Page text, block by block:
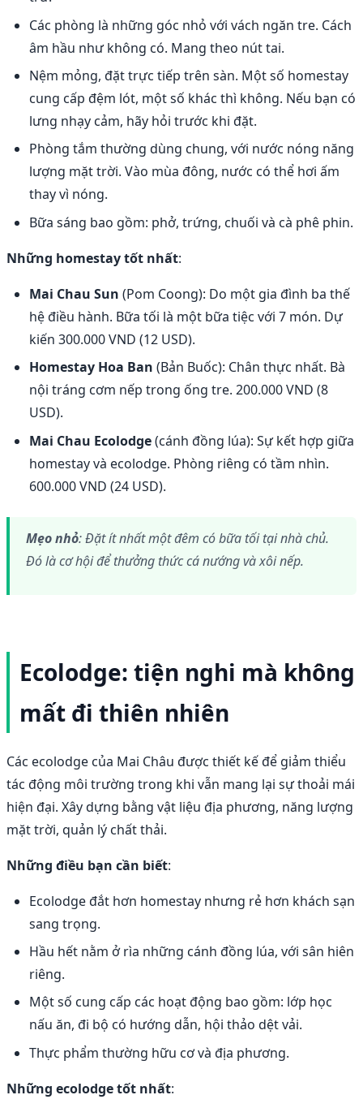
Các phòng là những góc nhỏ với vách ngăn tre. Cách
âm hầu như không có. Mang theo nút tai.
Nệm mỏng, đặt trực tiếp trên sàn. Một số homestay
cung cấp đệm lót, một số khác thì không. Nếu bạn có
lưng nhạy cảm, hãy hỏi trước khi đặt.
Phòng tắm thường dùng chung, với nước nóng năng
lượng mặt trời. Vào mùa đông, nước có thể hơi ấm
thay vì nóng.
Bữa sáng bao gồm: phở, trứng, chuối và cà phê phin.
Những homestay tốt nhất:
Mai Chau Sun (Pom Coong): Do một gia đình ba thế
hệ điều hành. Bữa tối là một bữa tiệc với 7 món. Dự
kiến 300.000 VND (12 USD).
Homestay Hoa Ban (Bản Buốc): Chân thực nhất. Bà
nội tráng cơm nếp trong ống tre. 200.000 VND (8
USD).
Mai Chau Ecolodge(cánh đồng lúa): Sự kết hợp giữa
homestay và ecolodge. Phòng riêng có tầm nhìn.
600.000 VND (24 USD).
Mẹo nhỏ: Đặt ít nhất một đêm có bữa tối tại nhà chủ.
Đó là cơ hội để thưởng thức cá nướng và xôi nếp.
Ecolodge: tiện nghi mà không
mất đi thiên nhiên
Các ecolodge của Mai Châu được thiết kế để giảm thiểu
tác động môi trường trong khi vẫn mang lại sự thoải mái
hiện đại. Xây dựng bằng vật liệu địa phương, năng lượng
mặt trời, quản lý chất thải.
Những điều bạn cần biết:
Ecolodge đắt hơn homestay nhưng rẻ hơn khách sạn
sang trọng.
Hầu hết nằm ở rìa những cánh đồng lúa, với sân hiên
riêng.
Một số cung cấp các hoạt động bao gồm: lớp học
nấu ăn, đi bộ có hướng dẫn, hội thảo dệt vải.
Thực phẩm thường hữu cơ và địa phương.
Những ecolodge tốt nhất: